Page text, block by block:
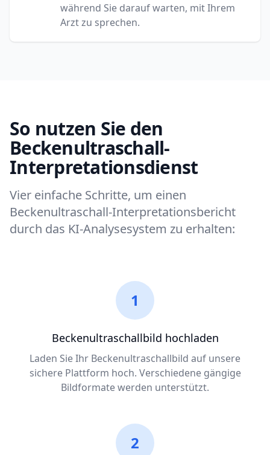
während Sie darauf warten, mit Ihrem
Arzt zu sprechen.
So nutzen Sie den
Beckenultraschall-
Interpretationsdienst
Vier einfache Schritte, um einen
Beckenultraschall-Interpretationsbericht
durch das KI-Analysesystem zu erhalten:
1
Beckenultraschallbild hochladen
Laden Sie Ihr Beckenultraschallbild auf unsere
sichere Plattform hoch. Verschiedene gängige
Bildformate werden unterstützt.
2